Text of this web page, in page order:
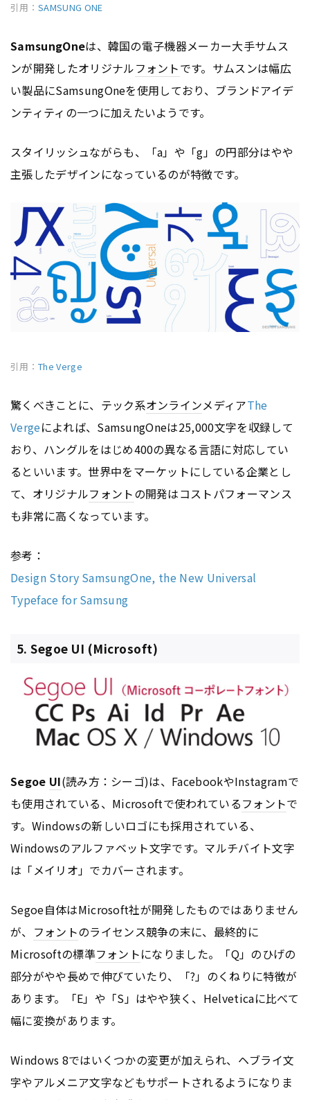
引用： SAMSUNG ONE
SamsungOneは、韓国の電子機器メーカー大手サムス
ンが開発したオリジナルフォントです。サムスンは幅広
い製品にSamsungOneを使用しており、ブランドアイデ
ンティティの一つに加えたいようです。
スタイリッシュながらも、「a」や「g」の円部分はやや
主張したデザインになっているのが特徴です。
引用： The Verge
驚くべきことに、テック系オンラインメディアThe
Vergeによれば、SamsungOneは25,000文字を収録して
おり、ハングルをはじめ400の異なる言語に対応してい
るといいます。世界中をマーケットにしている企業とし
て、オリジナルフォントの開発はコストパフォーマンス
も非常に高くなっています。
参考：
Design Story SamsungOne, the New Universal
Typeface for Samsung
5. Segoe UI (Microsoft)
Segoe UI(読み方：シーゴ)は、FacebookやInstagramで
も使用されている、Microsoftで使われているフォントで
す。Windowsの新しいロゴにも採用されている、
Windowsのアルファベット文字です。マルチバイト文字
は「メイリオ」でカバーされます。
Segoe自体はMicrosoft社が開発したものではありません
が、 フォントのライセンス競争の末に、最終的に
Microsoftの標準フォントになりました。「Q」のひげの
部分がやや長めで伸びていたり、「?」のくねりに特徴が
あります。「E」や「S」はやや狭く、Helveticaに比べて
幅に変換があります。
Windows 8ではいくつかの変更が加えられ、ヘブライ文
字やアルメニア文字などもサポートされるようになりま